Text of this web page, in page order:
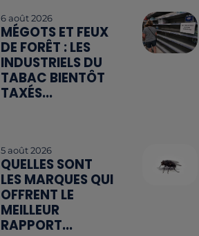
6 août 2026
MÉGOTS ET FEUX
DE FORÊT : LES
INDUSTRIELS DU
TABAC BIENTÔT
TAXÉS...
5 août 2026
QUELLES SONT
LES MARQUES QUI
OFFRENT LE
MEILLEUR
RAPPORT...